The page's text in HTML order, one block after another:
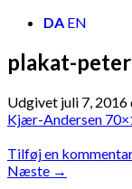
DA EN
plakat-
Udgivet juli 7, 2016
Kjær-Andersen
Tilføj en
Næste →